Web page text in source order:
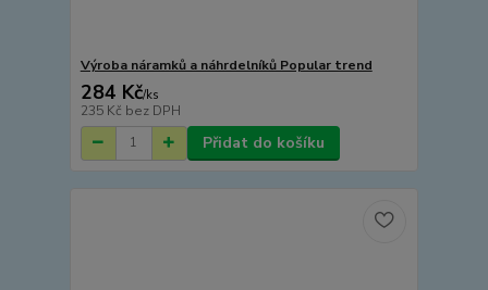
Výroba náramků a náhrdelníků Popular trend
284 Kč/ks
235 Kč bez DPH
Přidat do košíku